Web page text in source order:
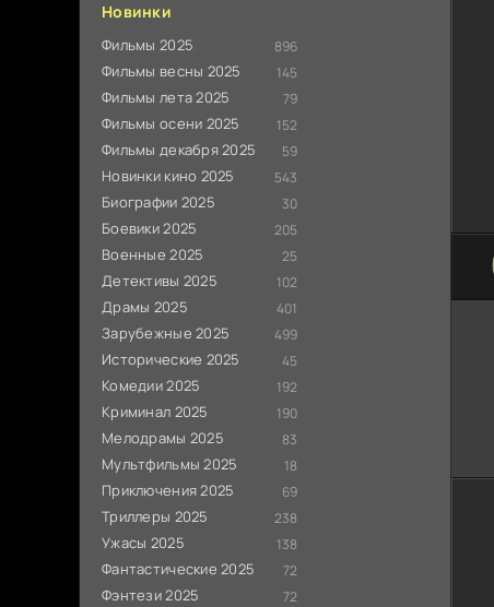
Новинки
Фильмы 2025 896
Фильмы весны 2025 145
Фильмы лета 2025 79
Фильмы осени 2025 152
Фильмы декабря 2025 59
Новинки кино 2025 543
Биографии 2025 30
Боевики 2025 205
Военные 2025 25
Детективы 2025 102
Драмы 2025 401
Зарубежные 2025 499
Исторические 2025 45
Комедии 2025 192
Криминал 2025 190
Мелодрамы 2025 83
Мультфильмы 2025 18
Приключения 2025 69
Триллеры 2025 238
Ужасы 2025 138
Фантастические 2025 72
Фэнтези 2025 72